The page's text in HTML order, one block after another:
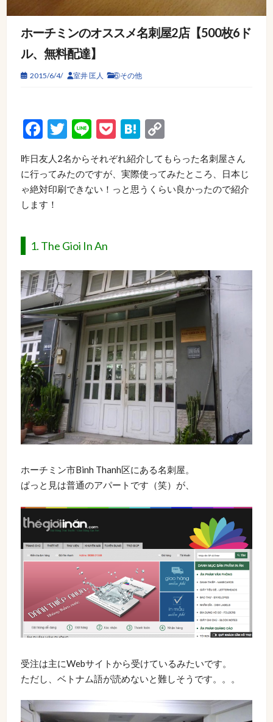
ホーチミンのオススメ名刺屋2店【500枚6ド
ル、無料配達】
2015/6/4/ 室井 匡人 ⑥その他
Facebook
Twitter
LinePocketHatena
Copy
昨日友人2名からそれぞれ紹介してもらった名刺屋さん
に行ってみたのですが、実際使ってみたところ、日本じ
ゃ絶対印刷できない！っと思うくらい良かったので紹介
します！
1. The Gioi In An
ホーチミン市Binh Thanh区にある名刺屋。
ぱっと見は普通のアパートです（笑）が、
受注は主にWebサイトから受けているみたいです。
ただし、ベトナム語が読めないと難しそうです。。。